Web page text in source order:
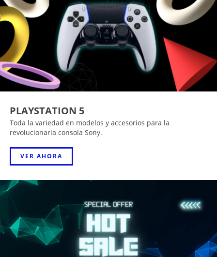
PLAYSTATION 5
Toda la variedad en modelos y accesorios para la
revolucionaria consola Sony.
VER AHORA